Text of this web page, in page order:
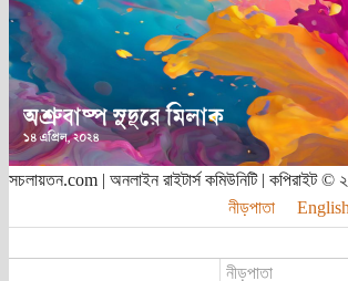
সচলায়তন.com | অনলাইন রাইটার্স কমিউনিটি | কপিরাইট
নীড়পাতা
English
নীড়পাতা